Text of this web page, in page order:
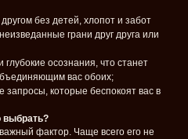
без детей, хлопот и забот
грани друг друга или
осознания, что станет
вас обоих;
запросы, которые беспокоят вас в
выбрать?
фактор. Чаще всего его не